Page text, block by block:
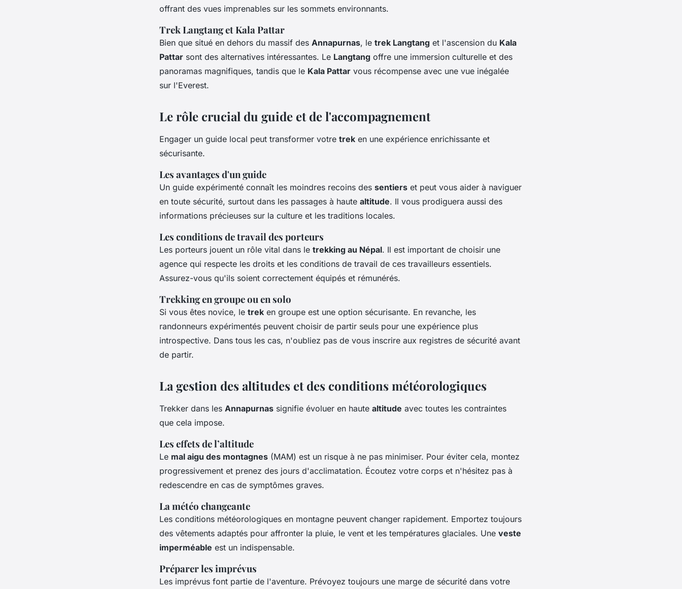
offrant des vues imprenables sur les sommets environnants.
Trek Langtang et Kala Pattar
Bien que situé en dehors du massif des Annapurnas, le trek Langtang et l'ascension du Kala
Pattar sont des alternatives intéressantes. Le Langtang offre une immersion culturelle et des
panoramas magnifiques, tandis que le Kala Pattar vous récompense avec une vue inégalée
sur l'Everest.
Le rôle crucial du guide et de l'accompagnement
Engager un guide local peut transformer votre trek en une expérience enrichissante et
sécurisante.
Les avantages d'un guide
Un guide expérimenté connaît les moindres recoins des sentiers et peut vous aider à naviguer
en toute sécurité, surtout dans les passages à haute altitude. Il vous prodiguera aussi des
informations précieuses sur la culture et les traditions locales.
Les conditions de travail des porteurs
Les porteurs jouent un rôle vital dans le trekking au Népal. Il est important de choisir une
agence qui respecte les droits et les conditions de travail de ces travailleurs essentiels.
Assurez-vous qu'ils soient correctement équipés et rémunérés.
Trekking en groupe ou en solo
Si vous êtes novice, le trek en groupe est une option sécurisante. En revanche, les
randonneurs expérimentés peuvent choisir de partir seuls pour une expérience plus
introspective. Dans tous les cas, n'oubliez pas de vous inscrire aux registres de sécurité avant
de partir.
La gestion des altitudes et des conditions météorologiques
Trekker dans les Annapurnas signifie évoluer en haute altitude avec toutes les contraintes
que cela impose.
Les effets de l’altitude
Le mal aigu des montagnes (MAM) est un risque à ne pas minimiser. Pour éviter cela, montez
progressivement et prenez des jours d'acclimatation. Écoutez votre corps et n'hésitez pas à
redescendre en cas de symptômes graves.
La météo changeante
Les conditions météorologiques en montagne peuvent changer rapidement. Emportez toujours
des vêtements adaptés pour affronter la pluie, le vent et les températures glaciales. Une veste
imperméable est un indispensable.
Préparer les imprévus
Les imprévus font partie de l'aventure. Prévoyez toujours une marge de sécurité dans votre